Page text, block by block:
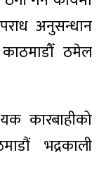
अनुसन्धान
ठमेल
कारबाहीको
भद्रकाली